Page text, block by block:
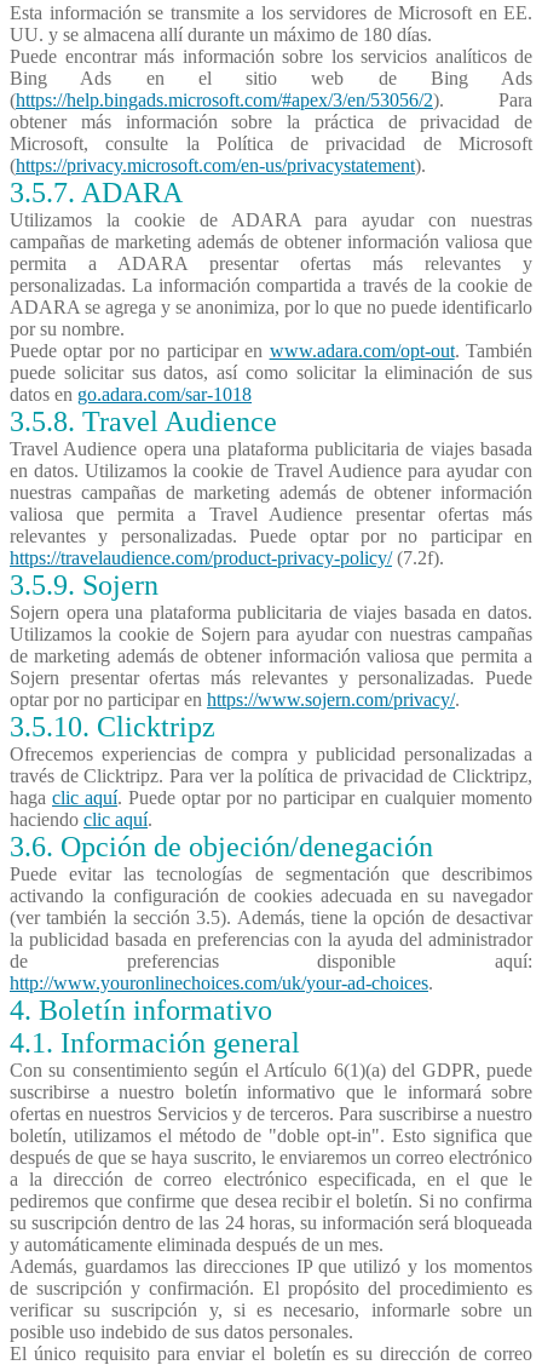
Esta información se transmite a los servidores de Microsoft en EE.
UU. y se almacena allí durante un máximo de 180 días.
Puede encontrar más información sobre los servicios analíticos de
Bing Ads en el sitio web de Bing Ads
(https://help.bingads.microsoft.com/#apex/3/en/53056/2). Para
obtener más información sobre la práctica de privacidad de
Microsoft, consulte la Política de privacidad de Microsoft
(https://privacy.microsoft.com/en-us/privacystatement).
3.5.7. ADARA
Utilizamos la cookie de ADARA para ayudar con nuestras
campañas de marketing además de obtener información valiosa que
permita a ADARA presentar ofertas más relevantes y
personalizadas. La información compartida a través de la cookie de
ADARA se agrega y se anonimiza, por lo que no puede identificarlo
por su nombre.
Puede optar por no participar en www.adara.com/opt-out. También
puede solicitar sus datos, así como solicitar la eliminación de sus
datos en go.adara.com/sar-1018
3.5.8. Travel Audience
Travel Audience opera una plataforma publicitaria de viajes basada
en datos. Utilizamos la cookie de Travel Audience para ayudar con
nuestras campañas de marketing además de obtener información
valiosa que permita a Travel Audience presentar ofertas más
relevantes y personalizadas. Puede optar por no participar en
https://travelaudience.com/product-privacy-policy/(7.2f).
3.5.9. Sojern
Sojern opera una plataforma publicitaria de viajes basada en datos.
Utilizamos la cookie de Sojern para ayudar con nuestras campañas
de marketing además de obtener información valiosa que permita a
Sojern presentar ofertas más relevantes y personalizadas. Puede
optar por no participar en https://www.sojern.com/privacy/.
3.5.10. Clicktripz
Ofrecemos experiencias de compra y publicidad personalizadas a
través de Clicktripz. Para ver la política de privacidad de Clicktripz,
haga clic aquí. Puede optar por no participar en cualquier momento
haciendo clic aquí.
3.6. Opción de objeción/denegación
Puede evitar las tecnologías de segmentación que describimos
activando la configuración de cookies adecuada en su navegador
(ver también la sección 3.5). Además, tiene la opción de desactivar
la publicidad basada en preferencias con la ayuda del administrador
de preferencias disponible aquí:
http://www.youronlinechoices.com/uk/your-ad-choices.
4. Boletín informativo
4.1. Información general
Con su consentimiento según el Artículo 6(1)(a) del GDPR, puede
suscribirse a nuestro boletín informativo que le informará sobre
ofertas en nuestros Servicios y de terceros. Para suscribirse a nuestro
boletín, utilizamos el método de "doble opt-in". Esto significa que
después de que se haya suscrito, le enviaremos un correo electrónico
a la dirección de correo electrónico especificada, en el que le
pediremos que confirme que desea recibir el boletín. Si no confirma
su suscripción dentro de las 24 horas, su información será bloqueada
y automáticamente eliminada después de un mes.
Además, guardamos las direcciones IP que utilizó y los momentos
de suscripción y confirmación. El propósito del procedimiento es
verificar su suscripción y, si es necesario, informarle sobre un
posible uso indebido de sus datos personales.
El único requisito para enviar el boletín es su dirección de correo